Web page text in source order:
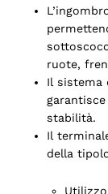
ruote,
Il sistema
stabilità.
Il
della